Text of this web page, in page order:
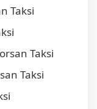
Taksi
Taksi
Taksi